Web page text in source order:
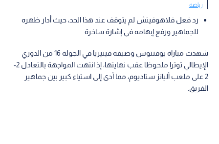
رياضة
رد فعل فلاهوفيتش لم يتوقف عند هذا الحد، حيث أدار ظهره
للجماهير ورفع إبهامه في إشارة ساخرة
شهدت مباراة يوفنتوس وضيفه فينيزيا في الجولة 16 من الدوري
الإيطالي توترا ملحوظا عقب نهايتها، إذ انتهت المواجهة بالتعادل 2-
2 على ملعب أليانز ستاديوم، مما أدى إلى استياء كبير بين جماهير
الفريق.